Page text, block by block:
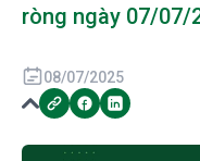
ròng ngày 07/07/
08/07/2025